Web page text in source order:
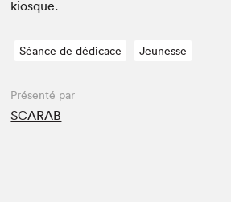
kiosque.
Séance de dédicace Jeunesse
Présenté par
SCARAB